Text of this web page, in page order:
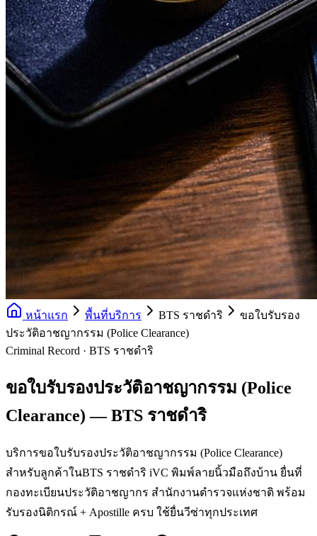
หน้าแรก พื้นที่บริการ BTS ราชดำริ
ขอใบรับรอง
ประวัติอาชญากรรม (Police Clearance)
Criminal Record · BTS ราชดำริ
ขอใบรับรองประวัติอาชญากรรม (Police
Clearance) — BTS ราชดำริ
บริการขอใบรับรองประวัติอาชญากรรม (Police Clearance)
สำหรับลูกค้าในBTS ราชดำริ iVC พิมพ์ลายนิ้วมือถึงบ้าน ยื่นที่
กองทะเบียนประวัติอาชญากร สำนักงานตำรวจแห่งชาติ พร้อม
รับรองนิติกรณ์ + Apostille ครบ ใช้ยื่นวีซ่าทุกประเทศ